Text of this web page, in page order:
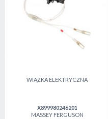
WIĄZKA ELEKTRYCZNA
X899980246201
MASSEY FERGUSON